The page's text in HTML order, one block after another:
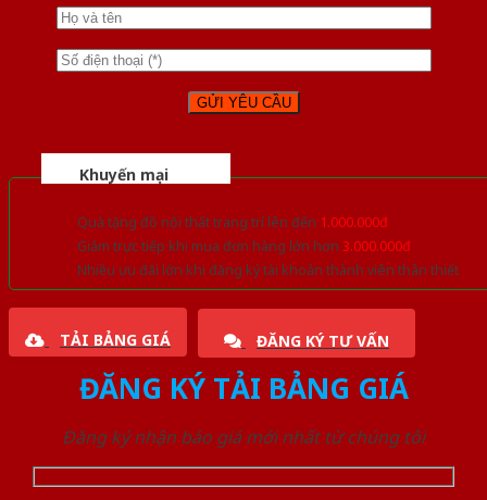
Khuyến mại
Quà tặng đồ nội thất trang trí lên đến 1.000.000đ
Giảm trực tiếp khi mua đơn hàng lớn hơn 3.000.000đ
Nhiều ưu đãi lớn khi đăng ký tài khoản thành viên thân thiết
TẢI BẢNG GIÁ ĐĂNG KÝ TƯ VẤN
ĐĂNG KÝ TẢI BẢNG GIÁ
Đăng ký nhận báo giá mới nhất từ chúng tôi